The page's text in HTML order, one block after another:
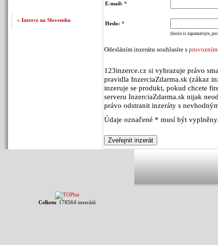
» Inzerce na Slovensku
E-mail: *
Heslo: *
(heslo si zapamatujte,
Odesláním inzerátu souhlasíte s
123inzerce.cz si vyhrazuje právo
pravidla InzerciaZdarma.sk (zákaz
inzeruje se produkt, pokud chcete
serveru InzerciaZdarma.sk nijak
právo odstranit inzeráty s
Údaje označené * musí být
Celkem: 178564 inzerátů